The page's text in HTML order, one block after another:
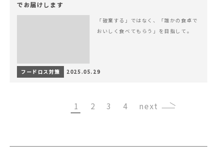
でお届けします
「破棄する」ではなく、「誰かの食卓で
おいしく食べてもらう」を目指して。
フードロス対策 2025.05.29
1 2 3 4 ›